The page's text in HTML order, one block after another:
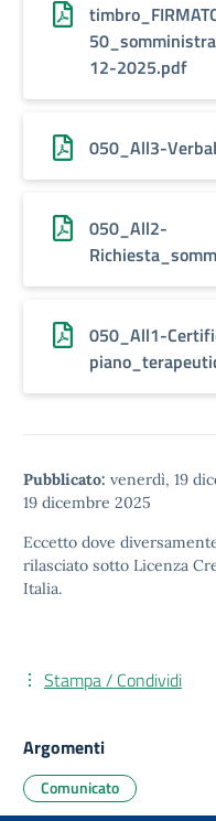
12-2025.pdf
050_All3-
050_All2-
050_All1-
Pubblicato: venerdì, 19
19 dicembre 2025
Eccetto dove
rilasciato sotto Licenza
Italia.
Stampa / Condividi
Argomenti
Comunicato